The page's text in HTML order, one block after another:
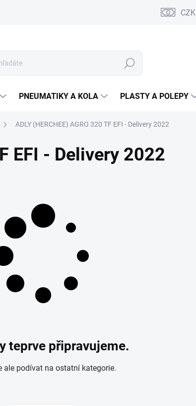
CZK
Hledat
PNEUMATIKY A KOLA PLASTY A POLEPY
ADLY (HERCHEE) AGRO 320 TF EFI - Delivery 2022
EFI - Delivery 2022
teprve připravujeme.
ale podívat na ostatní kategorie.